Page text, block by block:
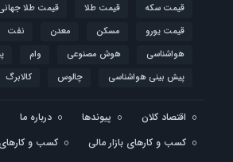
قیمت سکه
قیمت طلا قیمت طلا
قیمت یورو
مسکن معدن نفت
هواشناسی
هوش مصنوعی وام
پیش بینی هواشناسی
چالوس کالابرگ
اقتصاد کلان پیوندها درباره ما
کسب و کارهای بازار مالی
کسب و